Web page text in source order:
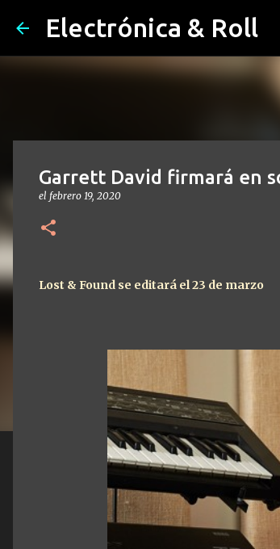
Electrónica & Roll
Garrett David firmará en
el febrero 19, 2020
Lost & Found se editará el 23 de marzo